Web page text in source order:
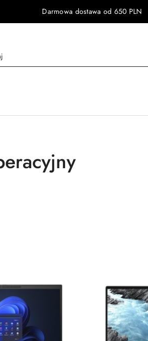
Darmowa dostawa od 650 PLN